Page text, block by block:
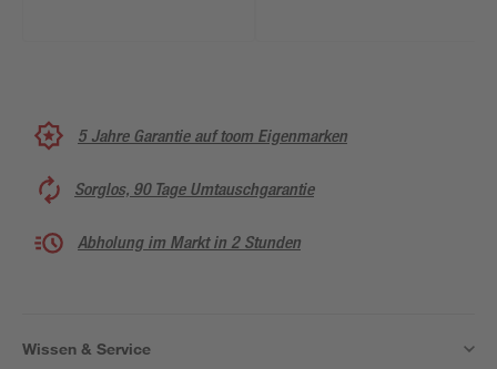
5 Jahre Garantie auf toom Eigenmarken
Sorglos, 90 Tage Umtauschgarantie
Abholung im Markt in 2 Stunden
Wissen & Service